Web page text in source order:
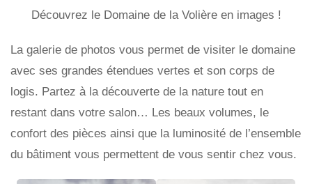
Découvrez le Domaine de la Volière en images !
La galerie de photos vous permet de visiter le domaine
avec ses grandes étendues vertes et son corps de
logis. Partez à la découverte de la nature tout en
restant dans votre salon… Les beaux volumes, le
confort des pièces ainsi que la luminosité de l’ensemble
du bâtiment vous permettent de vous sentir chez vous.